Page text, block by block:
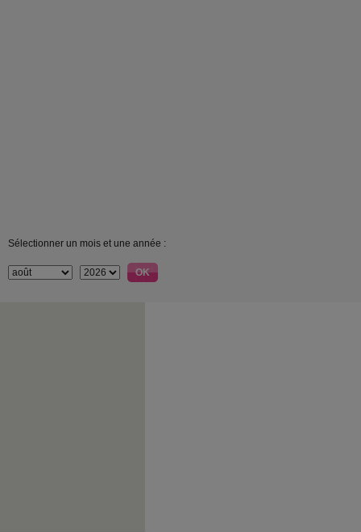
Sélectionner un mois et une année :